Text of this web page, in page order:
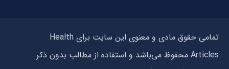
تمامی حقوق مادی و معنوی این سایت برای Health
Articles محفوظ می‌باشد و استفاده از مطالب بدون ذکر